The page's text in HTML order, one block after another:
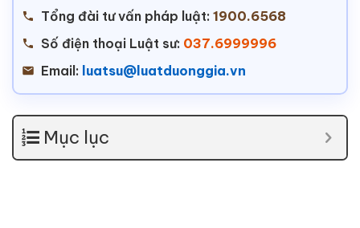
Tổng đài tư vấn pháp luật: 1900.6568
Số điện thoại Luật sư: 037.6999996
Email: luatsu@luatduonggia.vn
Mục lục